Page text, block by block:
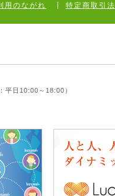
用のながれ 特定商取引
平日10:00～18:00）